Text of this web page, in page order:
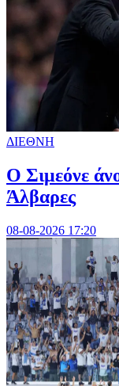
ΔΙΕΘΝΗ
Ο Σιμεόνε
Άλβαρες
08-08-2026 17:20